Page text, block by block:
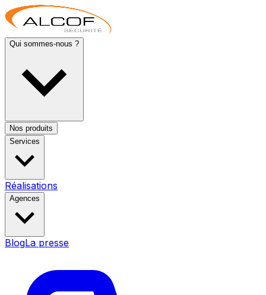
Qui sommes-nous ?
Nos produits
Services
Réalisations
Agences
BlogLa presse